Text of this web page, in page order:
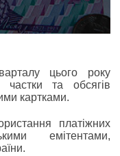
цього року
частки та обсягів
картками.
платіжних
емітентами,